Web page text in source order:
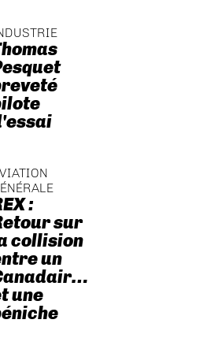
:
sur
collision
un
une